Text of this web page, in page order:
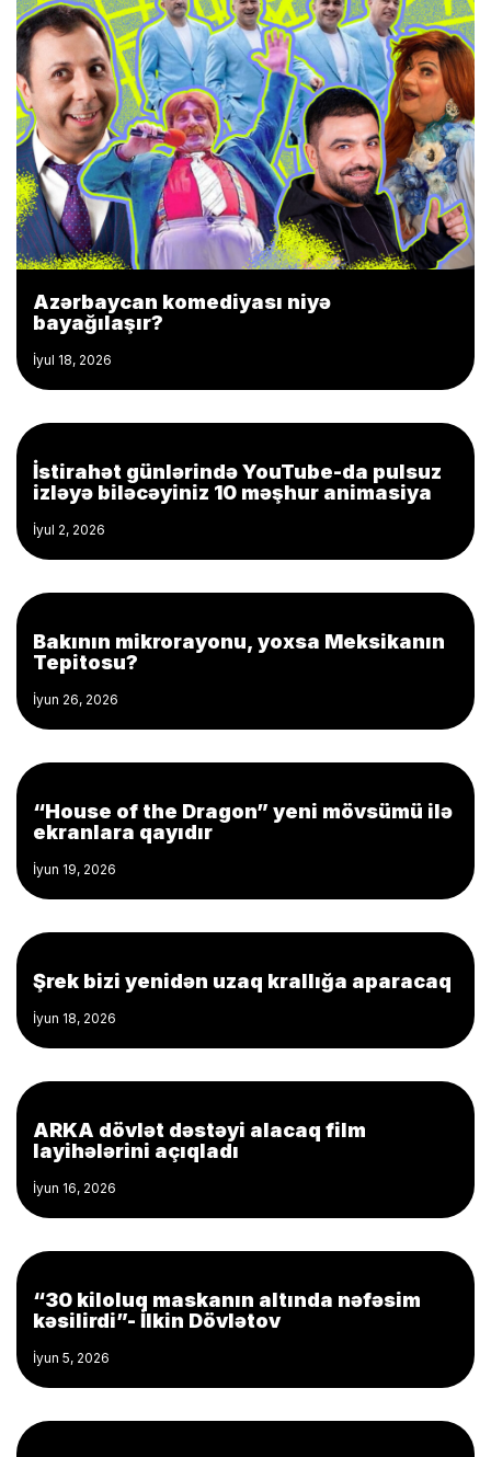
Azərbaycan komediyası niyə
bayağılaşır?
İyul 18, 2026
İstirahət günlərində YouTube-da pulsuz
izləyə biləcəyiniz 10 məşhur animasiya
İyul 2, 2026
Bakının mikrorayonu, yoxsa Meksikanın
Tepitosu?
İyun 26, 2026
“House of the Dragon” yeni mövsümü ilə
ekranlara qayıdır
İyun 19, 2026
Şrek bizi yenidən uzaq krallığa aparacaq
İyun 18, 2026
ARKA dövlət dəstəyi alacaq film
layihələrini açıqladı
İyun 16, 2026
“30 kiloluq maskanın altında nəfəsim
kəsilirdi”- İlkin Dövlətov
İyun 5, 2026